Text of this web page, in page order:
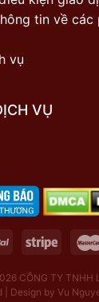
tin về
vụ
VỤ
CÔNG TY TNHH
| Design by Vu